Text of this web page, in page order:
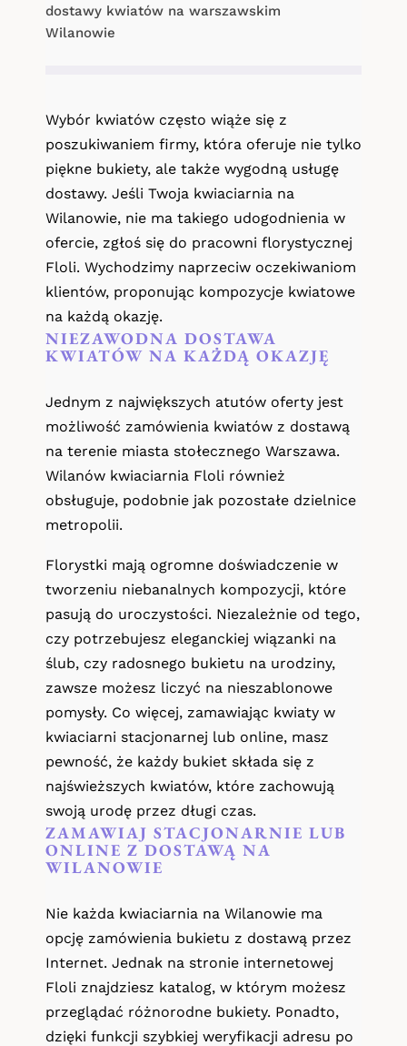
dostawy kwiatów na warszawskim
Wilanowie
Wybór kwiatów często wiąże się z
poszukiwaniem firmy, która oferuje nie tylko
piękne bukiety, ale także wygodną usługę
dostawy. Jeśli Twoja kwiaciarnia na
Wilanowie, nie ma takiego udogodnienia w
ofercie, zgłoś się do pracowni florystycznej
Floli. Wychodzimy naprzeciw oczekiwaniom
klientów, proponując kompozycje kwiatowe
na każdą okazję.
NIEZAWODNA DOSTAWA
KWIATÓW NA KAŻDĄ OKAZJĘ
Jednym z największych atutów oferty jest
możliwość zamówienia kwiatów z dostawą
na terenie miasta stołecznego Warszawa.
Wilanów kwiaciarnia Floli również
obsługuje, podobnie jak pozostałe dzielnice
metropolii.
Florystki mają ogromne doświadczenie w
tworzeniu niebanalnych kompozycji, które
pasują do uroczystości. Niezależnie od tego,
czy potrzebujesz eleganckiej wiązanki na
ślub, czy radosnego bukietu na urodziny,
zawsze możesz liczyć na nieszablonowe
pomysły. Co więcej, zamawiając kwiaty w
kwiaciarni stacjonarnej lub online, masz
pewność, że każdy bukiet składa się z
najświeższych kwiatów, które zachowują
swoją urodę przez długi czas.
ZAMAWIAJ STACJONARNIE LUB
ONLINE Z DOSTAWĄ NA
WILANOWIE
Nie każda kwiaciarnia na Wilanowie ma
opcję zamówienia bukietu z dostawą przez
Internet. Jednak na stronie internetowej
Floli znajdziesz katalog, w którym możesz
przeglądać różnorodne bukiety. Ponadto,
dzięki funkcji szybkiej weryfikacji adresu po
Kwiaty na Dzień Babci i Dziadka
Dzień Kobiet
Kwiaty na Dzień Mamy
Kwiaty na Komunię